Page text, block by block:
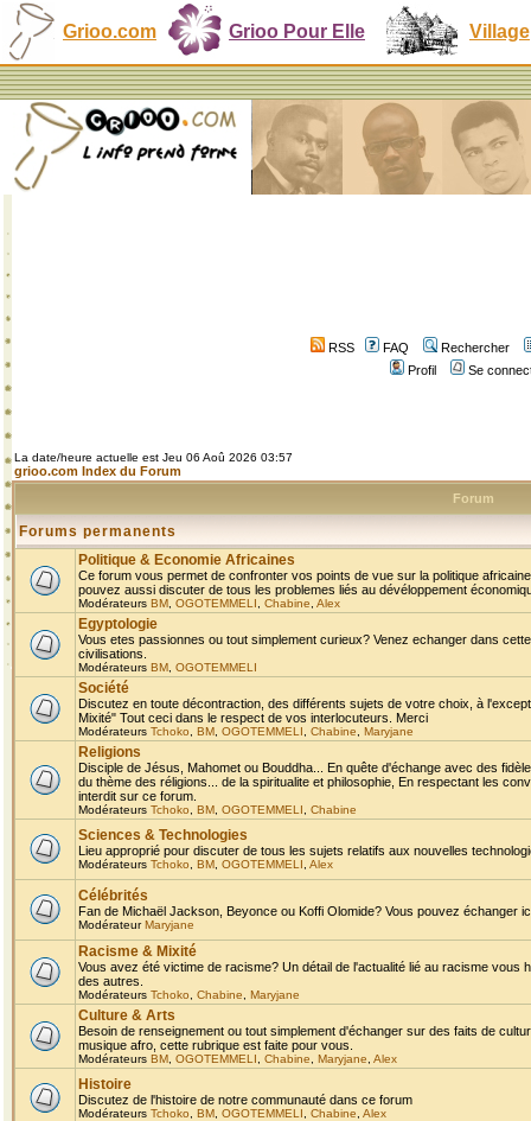
Grioo.com Grioo Pour Elle Village
RSS FAQ
Rechercher
Profil
Se
La date/heure actuelle est Jeu 06 Aoû 2026 03:57
grioo.com Index du Forum
Forum
Forums permanents
Politique & Economie Africaines
Ce forum vous permet de confronter vos points de vue sur la politique
pouvez aussi discuter de tous les problemes liés au dévéloppement
Modérateurs BM OGOTEMMELI Chabine Alex
Egyptologie
Vous etes passionnes ou tout simplement curieux? Venez echanger dans
civilisations.
Modérateurs BM OGOTEMMELI
Société
Discutez en toute décontraction, des différents sujets de votre choix, à
Mixité" Tout ceci dans le respect de vos interlocuteurs. Merci
Modérateurs Tchoko BM OGOTEMMELI Chabine Maryjane
Religions
Disciple de Jésus, Mahomet ou Bouddha... En quête d'échange avec des
du thème des réligions... de la spiritualite et philosophie, En respectant les
interdit sur ce forum.
Modérateurs Tchoko BM OGOTEMMELI Chabine
Sciences & Technologies
Lieu approprié pour discuter de tous les sujets relatifs aux nouvelles
Modérateurs Tchoko BM OGOTEMMELI Alex
Célébrités
Fan de Michaël Jackson, Beyonce ou Koffi Olomide? Vous pouvez échanger
ModérateurMaryjane
Racisme & Mixité
Vous avez été victime de racisme? Un détail de l'actualité lié au racisme
des autres.
Modérateurs Tchoko Chabine Maryjane
Culture & Arts
Besoin de renseignement ou tout simplement d'échanger sur des faits de
musique afro, cette rubrique est faite pour vous.
Modérateurs BM OGOTEMMELI Chabine Maryjane Alex
Histoire
Discutez de l'histoire de notre communauté dans ce forum
Modérateurs Tchoko BM OGOTEMMELI Chabine Alex